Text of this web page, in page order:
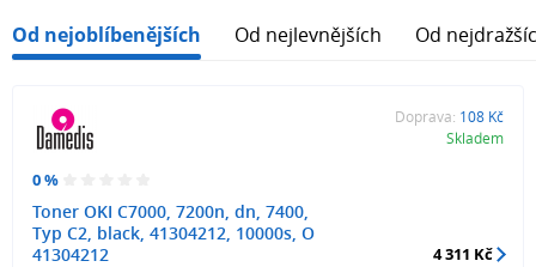
Od nejoblíbenějších Od nejlevnějších Od
0 %
Toner OKI C7000, 7200n, dn, 7400,
Typ C2, black, 41304212, 10000s, O
41304212
Doprava: 108 Kč
Skladem
4 311 Kč